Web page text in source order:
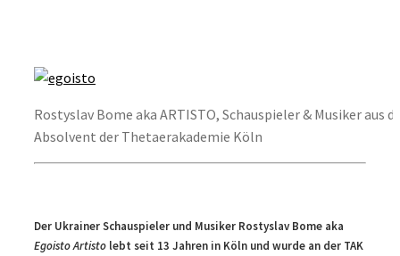
Rostyslav Bome aka ARTISTO, Schauspieler & Musiker aus
Absolvent der Thetaerakademie Köln
Der Ukrainer Schauspieler und Musiker Rostyslav Bome aka
Egoisto Artisto lebt seit 13 Jahren in Köln und wurde an der TAK